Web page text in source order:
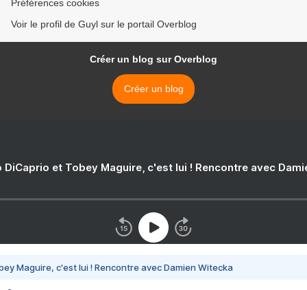
Préférences cookies
Voir le profil de Guyl sur le portail Overblog
Créer un blog sur Overblog
Créer un blog
DiCaprio et Tobey Maguire, c'est lui ! Rencontre avec
Maguire, c'est lui ! Rencontre avec Damien Witecka